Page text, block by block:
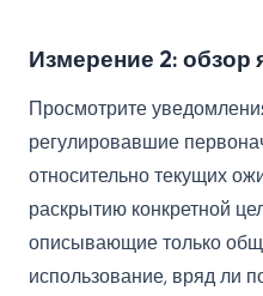
Измерение 2: обзор
Просмотрите
регулировавшие
относительно текущих
раскрытию конкретной
описывающие только
использование, вряд ли